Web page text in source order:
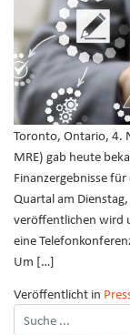
Toronto, Ontario, 4.
MRE) gab heute
Finanzergebnisse
Quartal am
veröffentlichen wird
eine
Um […]
Veröffentlicht in